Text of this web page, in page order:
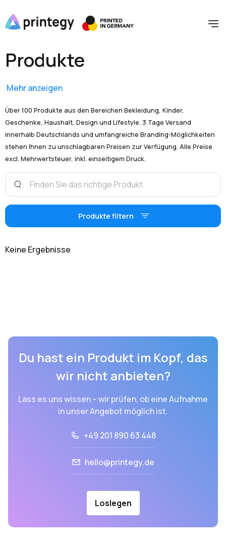
Produkte
Mehr anzeigen
Über 100 Produkte aus den Bereichen Bekleidung, Kinder,
Geschenke, Haushalt, Design und Lifestyle. 3 Tage Versand
innerhalb Deutschlands und umfangreiche Branding-Möglichkeiten
stehen Ihnen zu unschlagbaren Preisen zur Verfügung. Alle Preise
excl. Mehrwertsteuer, inkl. einseitigem Druck.
Produkte filtern
Keine Ergebnisse
Du hast ein Produkt im Kopf, das
wir nicht anbieten?
Lass es uns wissen – wir prüfen, ob eine Aufnahme
in unser Angebot möglich ist.
+49 201 890 63 448
hello@printegy.de
Loslegen